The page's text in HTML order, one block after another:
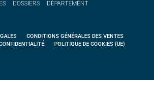
DOSSIERS DÉPARTEMENT
CONDITIONS GÉNÉRALES DES VENTES
POLITIQUE DE COOKIES (UE)